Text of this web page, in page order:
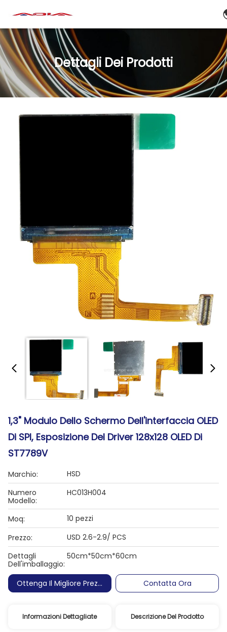
Dettagli Dei Prodotti
1,3" Modulo Dello Schermo Dell'interfaccia OLED
Di SPI, Esposizione Del Driver 128x128 OLED Di
ST7789V
Marchio:
HSD
Numero
Modello:
HC013H004
Moq:
10 pezzi
Prezzo:
USD 2.6-2.9/ PCS
Dettagli
Dell'imballaggio:
50cm*50cm*60cm
Ottenga Il Migliore Prezzo Contatta Ora
Informazioni Dettagliate Descrizione Del Prodotto